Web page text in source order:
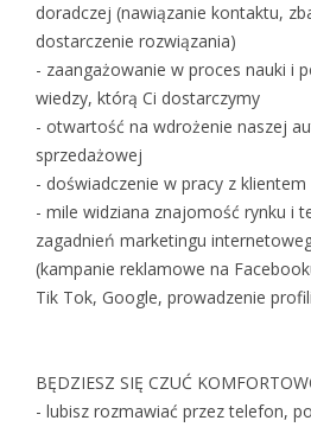
doradczej (nawiązanie kontaktu,
dostarczenie rozwiązania)
- zaangażowanie w proces nauki i
wiedzy, którą Ci dostarczymy
- otwartość na wdrożenie naszej
sprzedażowej
- doświadczenie w pracy z klientem
- mile widziana znajomość rynku i
zagadnień marketingu
(kampanie reklamowe na
Tik Tok, Google, prowadzenie
BĘDZIESZ SIĘ CZUĆ
- lubisz rozmawiać przez telefon,